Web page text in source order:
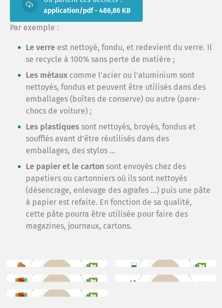
application/pdf - 486,86 KB
Par exemple :
Le verre est nettoyé, fondu, et redevient du verre. Il
se recycle à 100% sans perte de matière ;
Les métaux comme l’acier ou l’aluminium sont
nettoyés, fondus et peuvent être utilisés dans des
emballages (boîtes de conserve) ou autre (pare-
chocs de voiture) ;
Les plastiques sont nettoyés, broyés, fondus et
soufflés avant d’être réutilisés dans des
emballages, des stylos …
Le papier et le carton sont envoyés chez des
papetiers ou cartonniers où ils sont nettoyés
(désencrage, enlevage des agrafes …) puis une pâte
à papier est refaite. En fonction de sa qualité,
cette pâte pourra être utilisée pour faire des
magazines, journaux, cartons.
FAQ